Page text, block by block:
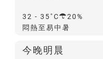
高溫資訊
颱風消息
32 - 35
降
雨
率
20%
悶熱至易中暑
今晚明晨